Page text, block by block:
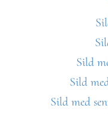
Sild
Sild
Sild med